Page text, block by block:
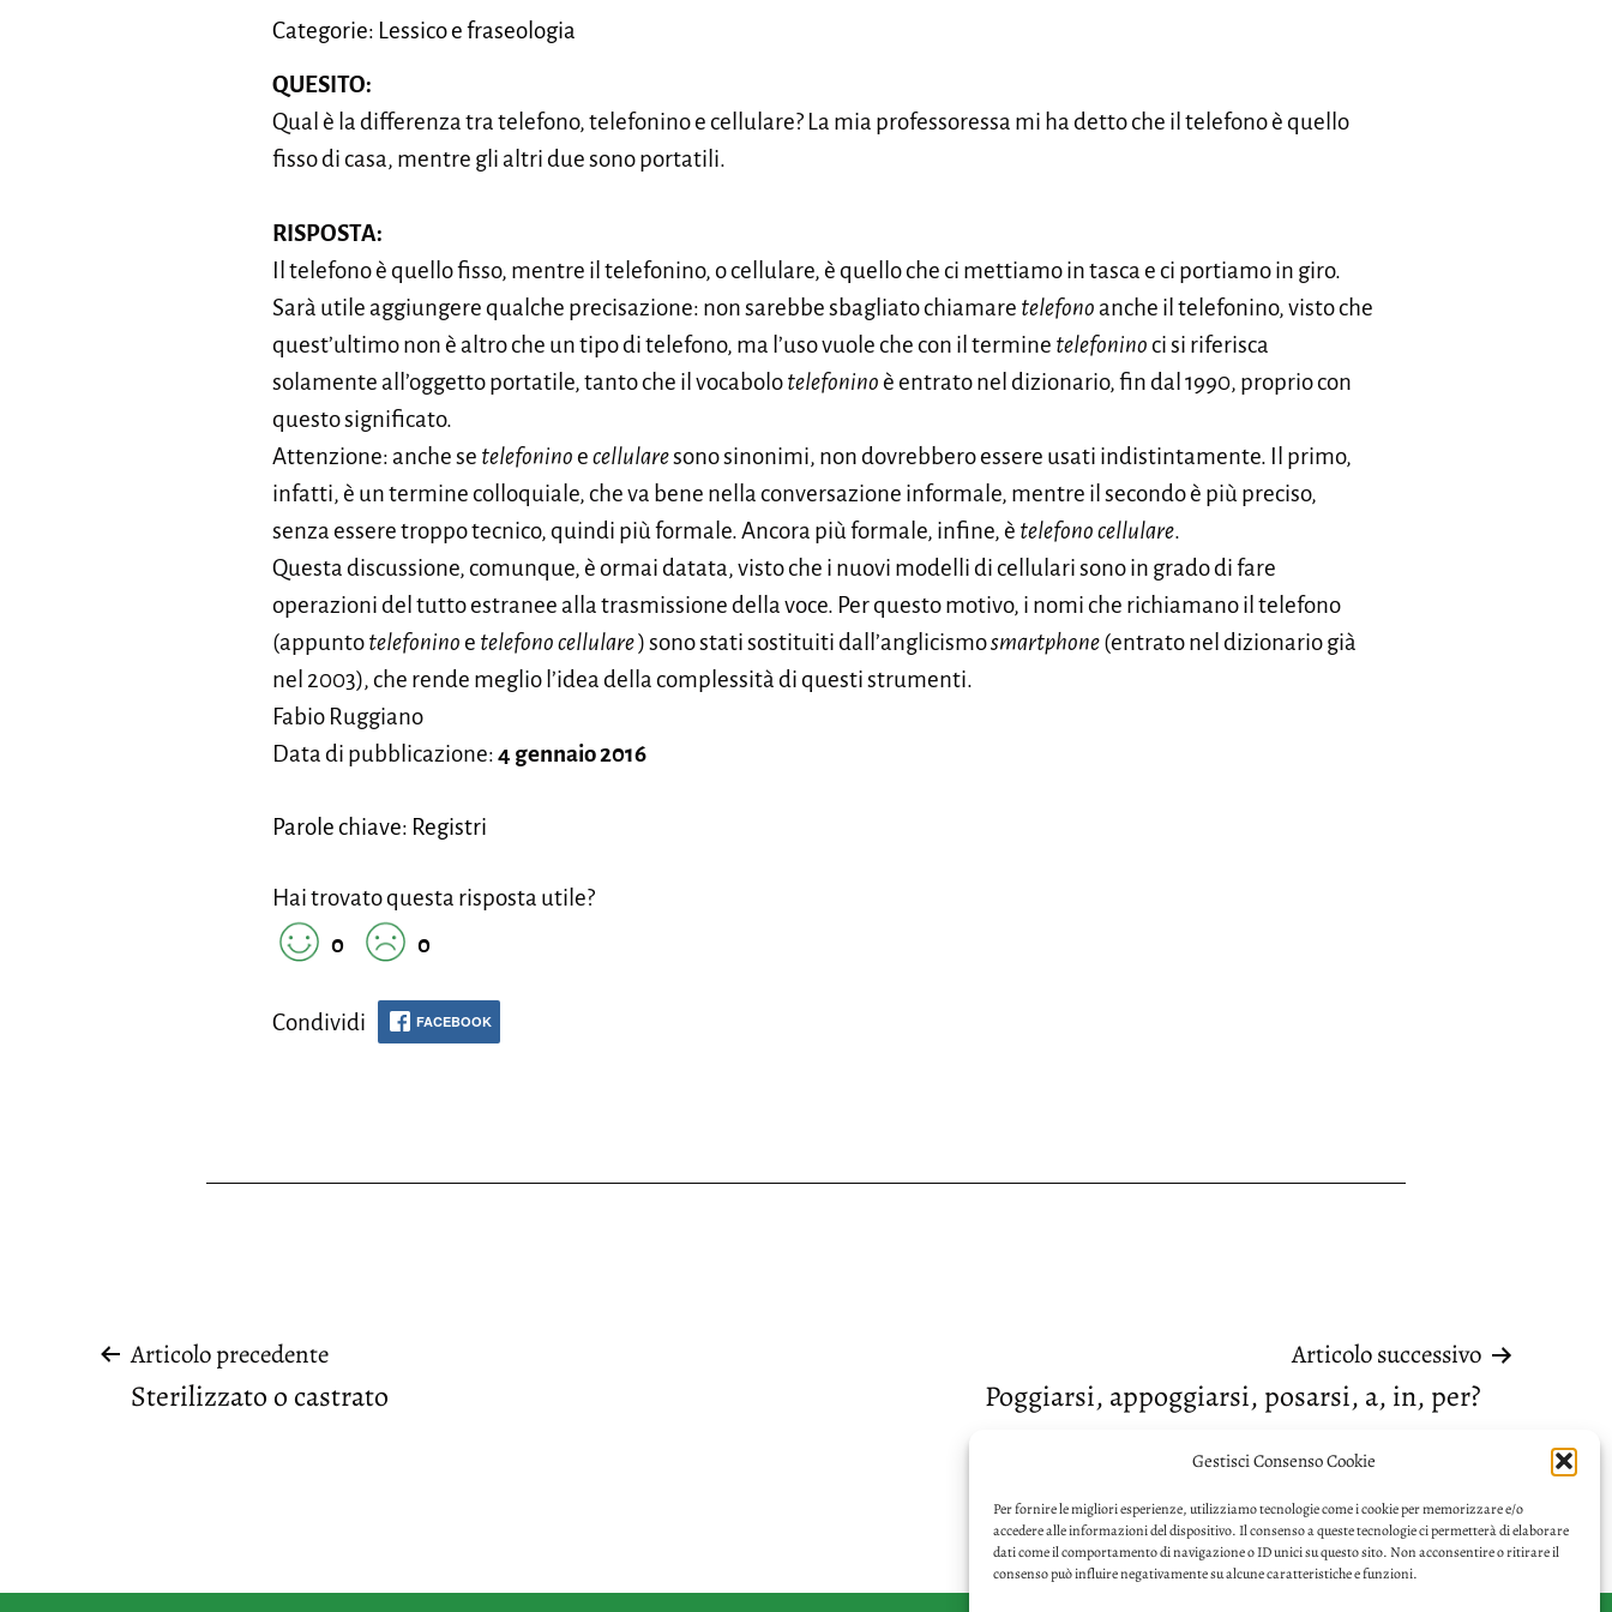
Gestisci Consenso Cookie
Per fornire le migliori esperienze, utilizziamo tecnologie come i cookie per memorizzare e/o
accedere alle informazioni del dispositivo. Il consenso a queste tecnologie ci permetterà di elaborare
dati come il comportamento di navigazione o ID unici su questo sito. Non acconsentire o ritirare il
consenso può influire negativamente su alcune caratteristiche e funzioni.
Categorie: Lessico e fraseologia
QUESITO:
Qual è la differenza tra telefono, telefonino e cellulare? La mia professoressa mi ha detto che il telefono è quello
fisso di casa, mentre gli altri due sono portatili.
RISPOSTA:
Il telefono è quello fisso, mentre il telefonino, o cellulare, è quello che ci mettiamo in tasca e ci portiamo in giro.
Sarà utile aggiungere qualche precisazione: non sarebbe sbagliato chiamare telefono anche il telefonino, visto che
quest’ultimo non è altro che un tipo di telefono, ma l’uso vuole che con il termine telefoninoci si riferisca
solamente all’oggetto portatile, tanto che il vocabolotelefoninoè entrato nel dizionario, fin dal 1990, proprio con
questo significato.
Attenzione: anche se telefoninoecellularesono sinonimi, non dovrebbero essere usati indistintamente. Il primo,
infatti, è un termine colloquiale, che va bene nella conversazione informale, mentre il secondo è più preciso,
senza essere troppo tecnico, quindi più formale. Ancora più formale, infine, è telefono cellulare.
Questa discussione, comunque, è ormai datata, visto che i nuovi modelli di cellulari sono in grado di fare
operazioni del tutto estranee alla trasmissione della voce. Per questo motivo, i nomi che richiamano il telefono
(appuntotelefoninoe telefono cellulare) sono stati sostituiti dall’anglicismosmartphone(entrato nel dizionario già
nel 2003), che rende meglio l’idea della complessità di questi strumenti.
Fabio Ruggiano
Data di pubblicazione:4 gennaio 2016
Parole chiave: Registri
Hai trovato questa risposta utile?
0
0
Condividi FACEBOOK
Navigazione
Articolo precedente
Sterilizzato o castrato
Articolo successivo
Poggiarsi, appoggiarsi, posarsi, a, in, per?